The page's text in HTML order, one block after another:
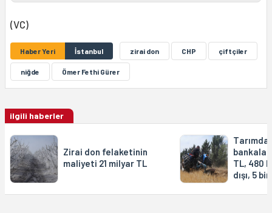
(VC)
Haber Yeri İstanbul zirai don CHP çiftçiler
niğde Ömer Fethi Gürer
ilgili haberler
Zirai don felaketinin
maliyeti 21 milyar TL
TL, 480
dışı, 5